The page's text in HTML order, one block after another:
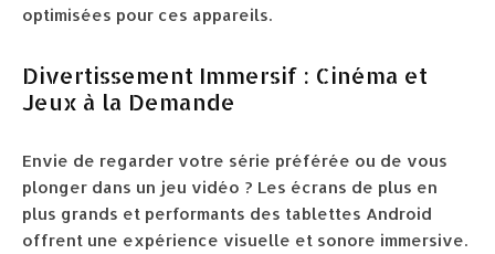
optimisées pour ces appareils.
Divertissement Immersif : Cinéma et
Jeux à la Demande
Envie de regarder votre série préférée ou de vous
plonger dans un jeu vidéo ? Les écrans de plus en
plus grands et performants des tablettes Android
offrent une expérience visuelle et sonore immersive.